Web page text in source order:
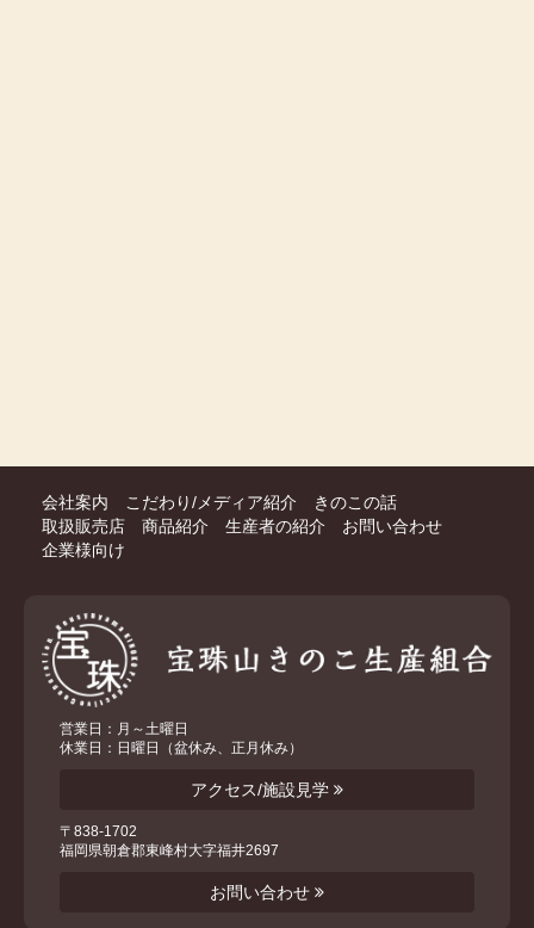
会社案内 こだわり/メディア紹介
きのこの話
取扱販売店
商品紹介 生産者の紹介
お問い合わせ
企業様向け
営業日：月～土曜日
休業日：日曜日（盆休み、正月休み）
アクセス/施設見学
〒838-1702
福岡県朝倉郡東峰村大字福井2697
お問い合わせ